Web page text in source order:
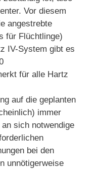
Vor diesem
angestrebte
für Flüchtlinge)
IV-System gibt es
für alle Hartz
auf die geplanten
immer
sich notwendige
bei den
unnötigerweise